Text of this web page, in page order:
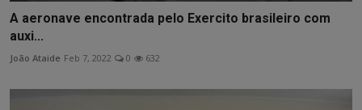
A aeronave encontrada pelo Exercito brasileiro com
auxi...
João Ataide Feb 7, 2022 0 632